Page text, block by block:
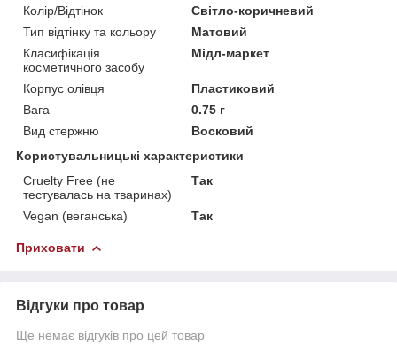
Колір/Відтінок
Світло-коричневий
Тип відтінку та кольору
Матовий
Класифікація
косметичного засобу
Мідл-маркет
Корпус олівця
Пластиковий
Вага
0.75 г
Вид стержню
Восковий
Користувальницькі характеристики
Cruelty Free (не
тестувалась на тваринах)
Так
Vegan (веганська) Так
Приховати
Відгуки про товар
Ще немає відгуків про цей товар